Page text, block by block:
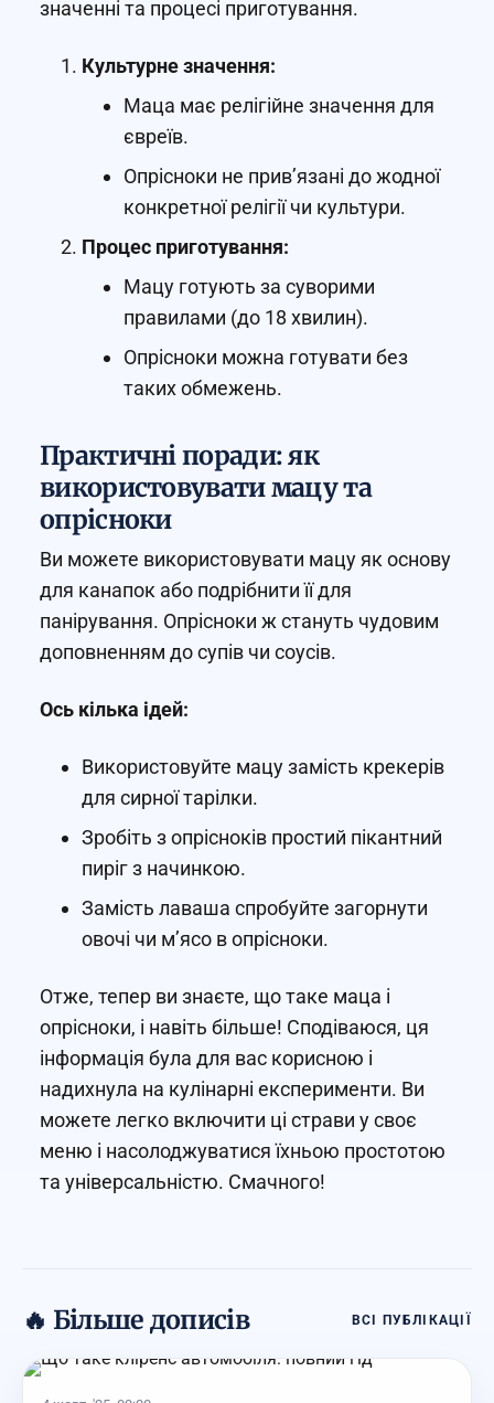
значенні та процесі приготування.
Культурне значення:
Маца має релігійне значення для
євреїв.
Опрісноки не прив’язані до жодної
конкретної релігії чи культури.
Процес приготування:
Мацу готують за суворими
правилами (до 18 хвилин).
Опрісноки можна готувати без
таких обмежень.
Практичні поради: як
використовувати мацу та
опрісноки
Ви можете використовувати мацу як основу
для канапок або подрібнити її для
панірування. Опрісноки ж стануть чудовим
доповненням до супів чи соусів.
Ось кілька ідей:
Використовуйте мацу замість крекерів
для сирної тарілки.
Зробіть з опрісноків простий пікантний
пиріг з начинкою.
Замість лаваша спробуйте загорнути
овочі чи м’ясо в опрісноки.
Отже, тепер ви знаєте, що таке маца і
опрісноки, і навіть більше! Сподіваюся, ця
інформація була для вас корисною і
надихнула на кулінарні експерименти. Ви
можете легко включити ці страви у своє
меню і насолоджуватися їхньою простотою
та універсальністю. Смачного!
🔥 Більше дописів ВСІ ПУБЛІКАЦІЇ